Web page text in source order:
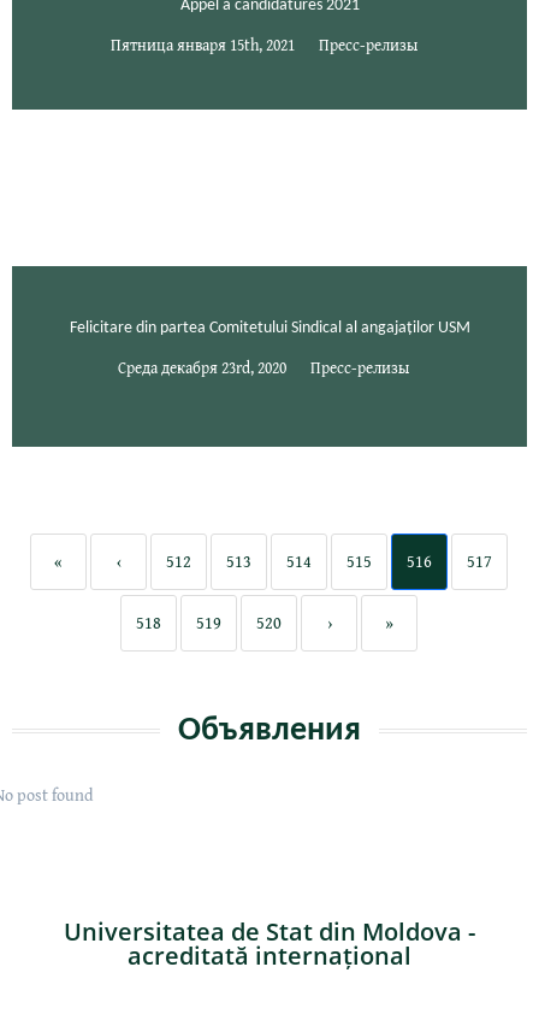
Appel à candidatures 2021
Пятница января 15th, 2021 Пресс-релизы
Felicitare din partea Comitetului Sindical al angajaților USM
Среда декабря 23rd, 2020 Пресс-релизы
« ‹ 512 513 514 515 516 517
518 519 520 › »
Объявления
post found
Universitatea de Stat din Moldova -
acreditată internațional